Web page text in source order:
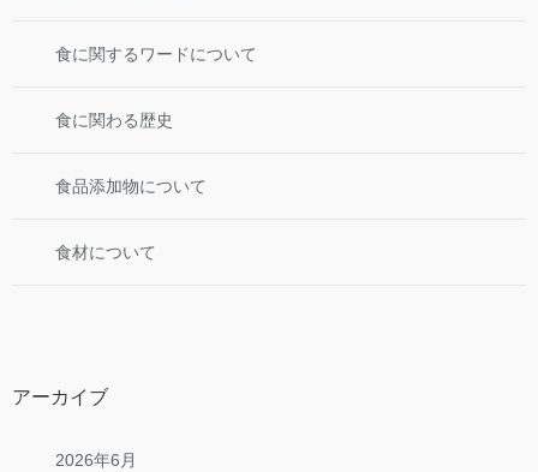
食に関するワードについて
食に関わる歴史
食品添加物について
食材について
アーカイブ
2026年6月